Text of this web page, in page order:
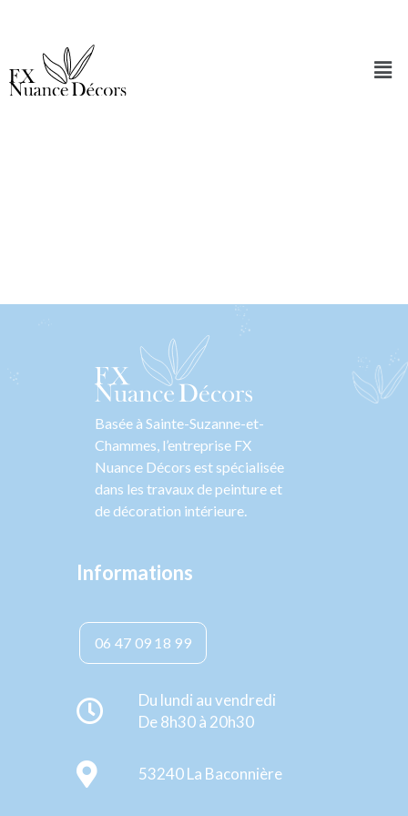
Basée à Sainte-Suzanne-et-
Chammes, l’entreprise FX
Nuance Décors est spécialisée
dans les travaux de peinture et
de décoration intérieure.
Informations
06 47 09 18 99
Du lundi au vendredi
De 8h30 à 20h30
53240 La Baconnière